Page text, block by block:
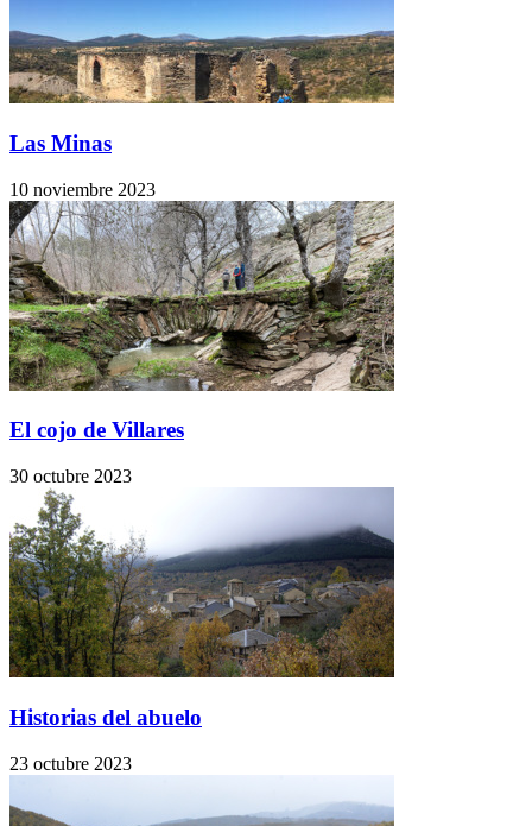
Las Minas
10 noviembre 2023
El cojo de Villares
30 octubre 2023
Historias del abuelo
23 octubre 2023